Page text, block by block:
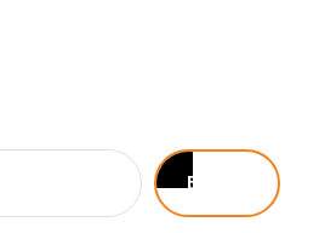
Buscar